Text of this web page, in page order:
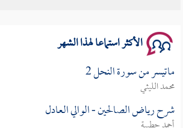
الأكثر استماعا لهذا الشهر
ماتيسر من سورة النحل 2
محمد الليثي
شرح رياض الصالحين - الوالي العادل